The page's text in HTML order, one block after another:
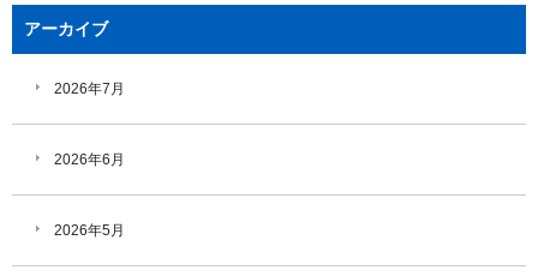
アーカイブ
2026年7月
2026年6月
2026年5月